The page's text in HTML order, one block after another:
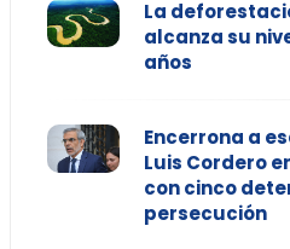
La
alcanza su
años
Encerrona a
Luis Cordero
con cinco
persecución